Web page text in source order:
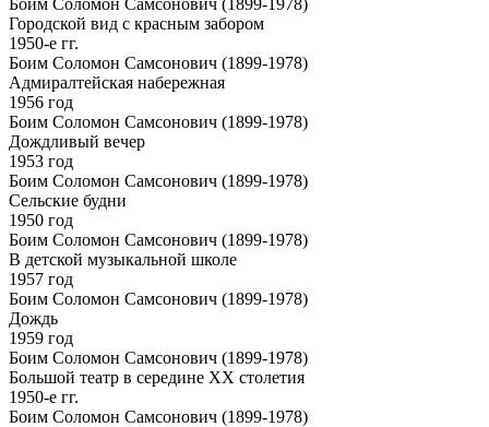
Городской вид с красным забором
1950-е гг.
Боим Соломон Самсонович (1899-1978)
Адмиралтейская набережная
1956 год
Боим Соломон Самсонович (1899-1978)
Дождливый вечер
1953 год
Боим Соломон Самсонович (1899-1978)
Сельские будни
1950 год
Боим Соломон Самсонович (1899-1978)
В детской музыкальной школе
1957 год
Боим Соломон Самсонович (1899-1978)
Дождь
1959 год
Боим Соломон Самсонович (1899-1978)
Большой театр в середине ХХ столетия
1950-е гг.
Боим Соломон Самсонович (1899-1978)